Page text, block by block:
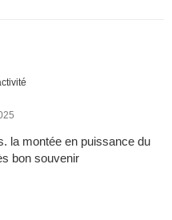
la montée en puissance du
bon souvenir